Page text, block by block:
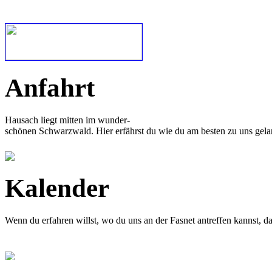
Anfahrt
Hausach liegt mitten im wunder-
schönen Schwarzwald. Hier erfährst du wie du am besten zu uns
Kalender
Wenn du erfahren willst, wo du uns an der Fasnet antreffen kannst,